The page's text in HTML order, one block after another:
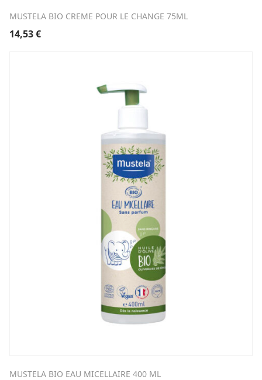
MUSTELA BIO CREME POUR LE CHANGE 75ML
14,53€
MUSTELA BIO EAU MICELLAIRE 400 ML